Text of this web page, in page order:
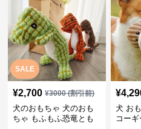
SALE
¥2,700 ¥3000(割引前)
犬のおもちゃ 犬のおも
ちゃ もふもふ恐竜とも
¥
犬 お
コー